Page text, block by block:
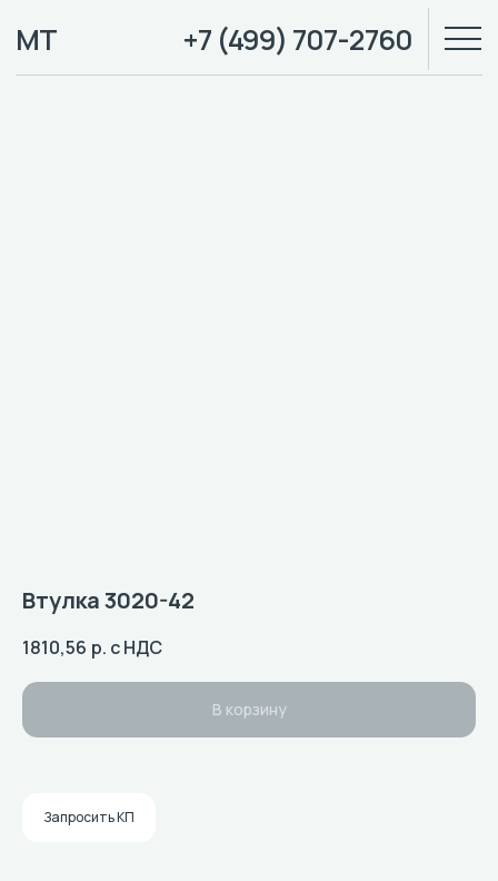
+7 (499) 707-2760
МТ
Втулка 3020-42
1810,56 р. с НДС
В корзину
Запросить КП